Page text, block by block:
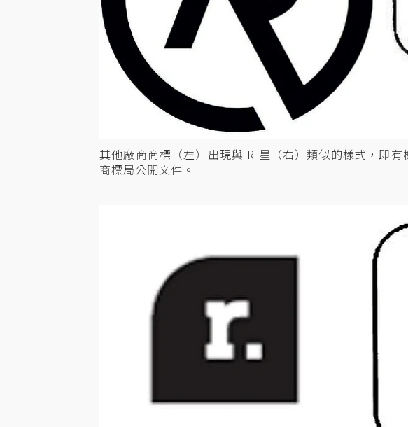
其他廠商商標（左）出現與 R 星（右）類似的樣式，即
商標局公開文件。